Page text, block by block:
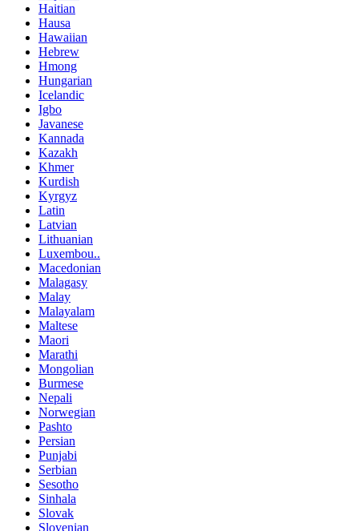
Haitian
Hausa
Hawaiian
Hebrew
Hmong
Hungarian
Icelandic
Igbo
Javanese
Kannada
Kazakh
Khmer
Kurdish
Kyrgyz
Latin
Latvian
Lithuanian
Luxembou..
Macedonian
Malagasy
Malay
Malayalam
Maltese
Maori
Marathi
Mongolian
Burmese
Nepali
Norwegian
Pashto
Persian
Punjabi
Serbian
Sesotho
Sinhala
Slovak
Slovenian